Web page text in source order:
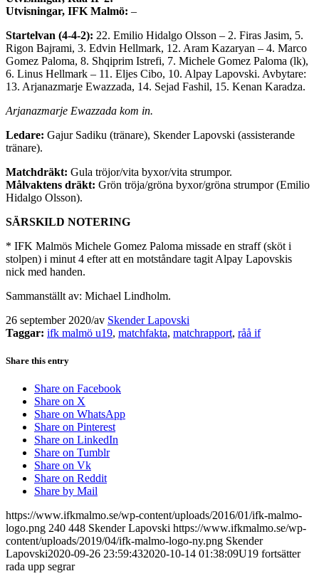
Utvisningar, IFK Malmö: –
Startelvan (4-4-2): 22. Emilio Hidalgo Olsson – 2. Firas Jasim, 5.
Rigon Bajrami, 3. Edvin Hellmark, 12. Aram Kazaryan – 4. Marco
Gomez Paloma, 8. Shqiprim Istrefi, 7. Michele Gomez Paloma (lk),
6. Linus Hellmark – 11. Eljes Cibo, 10. Alpay Lapovski. Avbytare:
13. Arjanazmarje Ewazzada, 14. Sejad Fashil, 15. Kenan Karadza.
Arjanazmarje Ewazzada kom in.
Ledare: Gajur Sadiku (tränare), Skender Lapovski (assisterande
tränare).
Matchdräkt: Gula tröjor/vita byxor/vita strumpor.
Målvaktens dräkt: Grön tröja/gröna byxor/gröna strumpor (Emilio
Hidalgo Olsson).
SÄRSKILD NOTERING
* IFK Malmös Michele Gomez Paloma missade en straff (sköt i
stolpen) i minut 4 efter att en motståndare tagit Alpay Lapovskis
nick med handen.
Sammanställt av: Michael Lindholm.
26 september 2020/av Skender Lapovski
Taggar: ifk malmö u19, matchfakta, matchrapport, råå if
Share this entry
Share on Facebook
Share on X
Share on WhatsApp
Share on Pinterest
Share on LinkedIn
Share on Tumblr
Share on Vk
Share on Reddit
Share by Mail
https://www.ifkmalmo.se/wp-content/uploads/2016/01/ifk-malmo-
logo.png 240 448 Skender Lapovski https://www.ifkmalmo.se/wp-
content/uploads/2019/04/ifk-malmo-logo-ny.png Skender
Lapovski2020-09-26 23:59:432020-10-14 01:38:09U19 fortsätter
rada upp segrar